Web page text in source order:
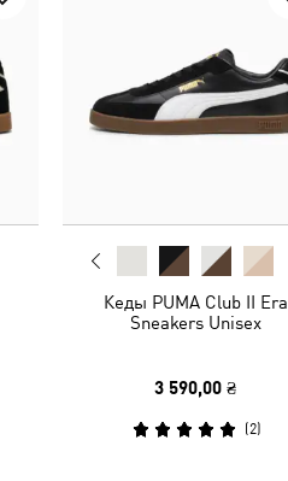
Кеды PUMA Club II Era
Sneakers Unisex
3 590,00 ₴
(2)